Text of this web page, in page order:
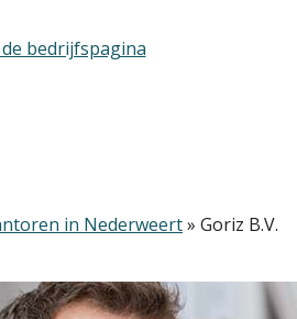
bedrijfspagina
in Nederweert» Goriz B.V.